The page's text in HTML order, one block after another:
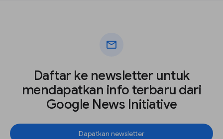
mail
Daftar ke newsletter untuk
mendapatkan info terbaru dari
Google News Initiative
Dapatkan newsletter